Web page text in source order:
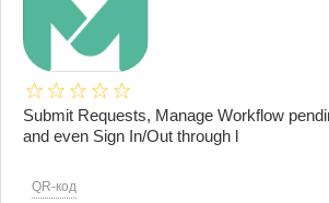
Submit Requests, Manage Workflow
and even Sign In/Out through l
QR-код